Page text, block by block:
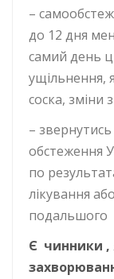
–
до 12 дня
самий день
ущільнення,
соска, зміни
– звернутись
обстеження
по
лікування
подальшого
Є чинники ,